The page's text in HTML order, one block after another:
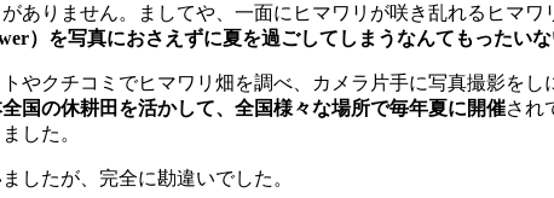
ありません。ましてや、一面にヒマワリが咲き乱れるヒマワ
）を写真におさえずに夏を過ごしてしまうなんてもったいな
やクチコミでヒマワリ畑を調べ、カメラ片手に写真撮影をし
国の休耕田を活かして、全国様々な場所で毎年夏に開催され
した。
したが、完全に勘違いでした。